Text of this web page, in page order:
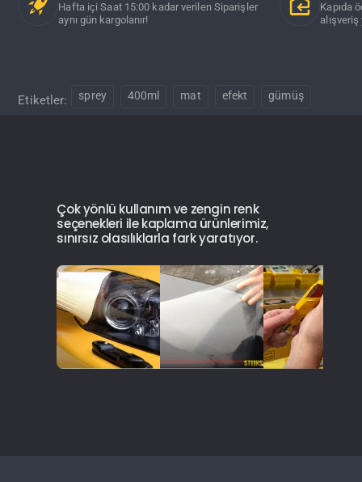
Hafta içi Saat 15:00 kadar verilen Siparişler
aynı gün kargolanır!
Kapıda
Etiketler: sprey 400ml mat efekt gümüş
Çok yönlü kullanım ve zengin renk
seçenekleri ile kaplama ürünlerimiz,
sınırsız olasılıklarla fark yaratıyor.